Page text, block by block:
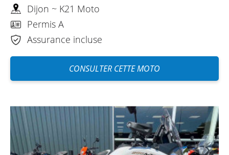
Dijon ~ K21 Moto
Permis A
Assurance incluse
CONSULTER CETTE MOTO